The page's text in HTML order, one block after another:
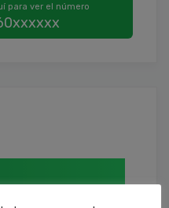
para ver el número